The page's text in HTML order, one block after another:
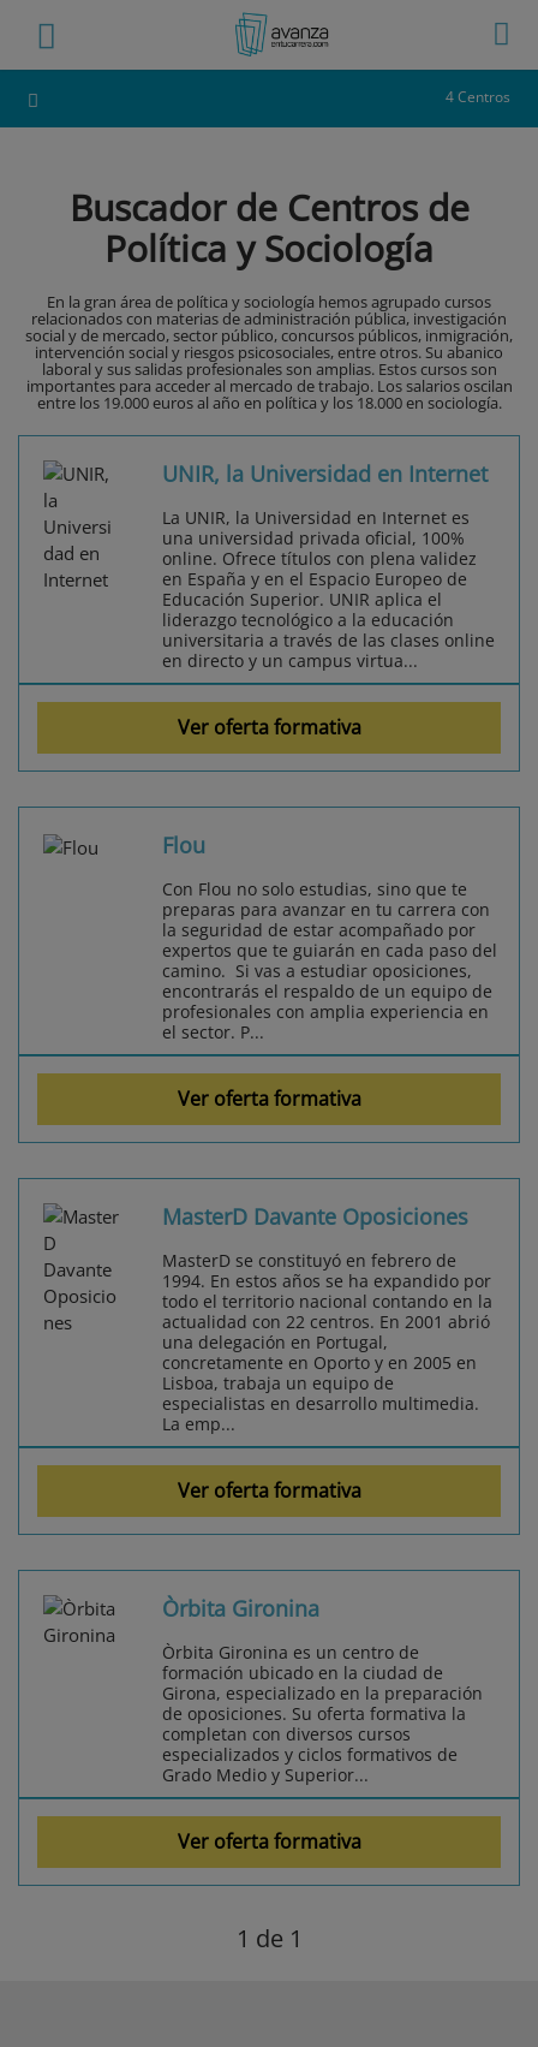
4 Centros
Buscador de Centros de
Política y Sociología
En la gran área de política y sociología hemos agrupado cursos
relacionados con materias de administración pública, investigación
social y de mercado, sector público, concursos públicos, inmigración,
intervención social y riesgos psicosociales, entre otros. Su abanico
laboral y sus salidas profesionales son amplias. Estos cursos son
importantes para acceder al mercado de trabajo. Los salarios oscilan
entre los 19.000 euros al año en política y los 18.000 en sociología.
UNIR, la Universidad en Internet
La UNIR, la Universidad en Internet es
una universidad privada oficial, 100%
online. Ofrece títulos con plena validez
en España y en el Espacio Europeo de
Educación Superior. UNIR aplica el
liderazgo tecnológico a la educación
universitaria a través de las clases online
en directo y un campus virtua...
Ver oferta formativa
Flou
Con Flou no solo estudias, sino que te
preparas para avanzar en tu carrera con
la seguridad de estar acompañado por
expertos que te guiarán en cada paso del
camino. Si vas a estudiar oposiciones,
encontrarás el respaldo de un equipo de
profesionales con amplia experiencia en
el sector. P...
Ver oferta formativa
MasterD Davante Oposiciones
MasterD se constituyó en febrero de
1994. En estos años se ha expandido por
todo el territorio nacional contando en la
actualidad con 22 centros. En 2001 abrió
una delegación en Portugal,
concretamente en Oporto y en 2005 en
Lisboa, trabaja un equipo de
especialistas en desarrollo multimedia.
La emp...
Ver oferta formativa
Òrbita Gironina
Òrbita Gironina es un centro de
formación ubicado en la ciudad de
Girona, especializado en la preparación
de oposiciones. Su oferta formativa la
completan con diversos cursos
especializados y ciclos formativos de
Grado Medio y Superior...
Ver oferta formativa
1 de 1